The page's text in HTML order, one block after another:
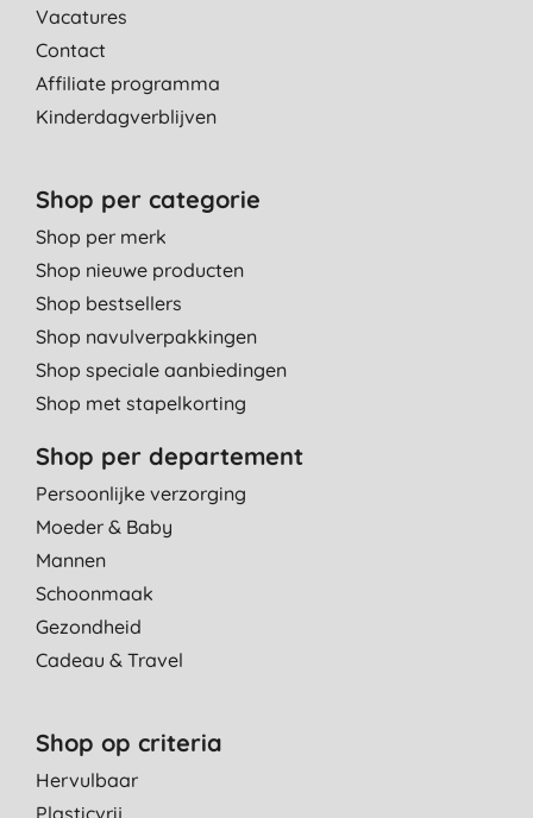
Vacatures
Contact
Affiliate programma
Kinderdagverblijven
Shop per categorie
Shop per merk
Shop nieuwe producten
Shop bestsellers
Shop navulverpakkingen
Shop speciale aanbiedingen
Shop met stapelkorting
Shop per departement
Persoonlijke verzorging
Moeder & Baby
Mannen
Schoonmaak
Gezondheid
Cadeau & Travel
Shop op criteria
Hervulbaar
Plasticvrij